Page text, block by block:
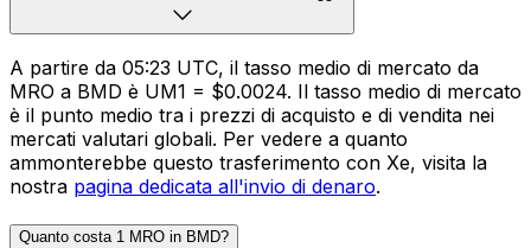
A partire da 05:23 UTC, il tasso medio di mercato da
MRO a BMD è UM1 = $0.0024. Il tasso medio di mercato
è il punto medio tra i prezzi di acquisto e di vendita nei
mercati valutari globali. Per vedere a quanto
ammonterebbe questo trasferimento con Xe, visita la
nostra pagina dedicata all'invio di denaro.
Quanto costa 1 MRO in BMD?